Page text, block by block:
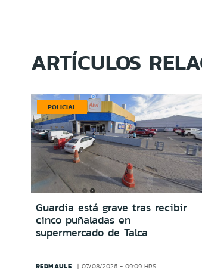
ARTÍCULOS
POLICIAL
Guardia está grave tras recibir
cinco puñaladas en
supermercado de Talca
REDMAULE 07/08/2026 - 09:09 HRS